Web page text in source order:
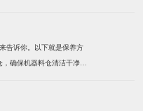
壳是否接地,电缆是否破
告诉你。以下就是保养方
确保机器料仓清洁干净。
期清洁自动打螺丝机螺丝